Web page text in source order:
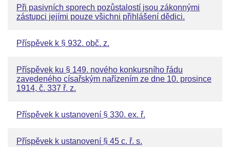
Při pasivních sporech pozůstalostí jsou zákonnými
zástupci jejími pouze všichni přihlášení dědici.
Příspěvek k § 932. obč. z.
Příspěvek ku § 149. nového konkursního řádu
zavedeného císařským nařízením ze dne 10. prosince
1914, č. 337 ř. z.
Příspěvek k ustanovení § 330. ex. ř.
Příspěvek k ustanovení § 45 c. ř. s.